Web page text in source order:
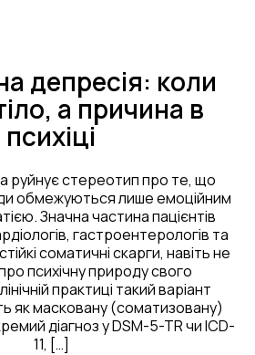
депресія: коли
а причина в
психіці
руйнує стереотип про те, що
обмежуються лише емоційним
Значна частина пацієнтів
гастроентерологів та
соматичні скарги, навіть не
психічну природу свого
практиці такий варіант
як масковану (соматизовану)
діагноз у DSM-5-TR чи ICD-
11, […]